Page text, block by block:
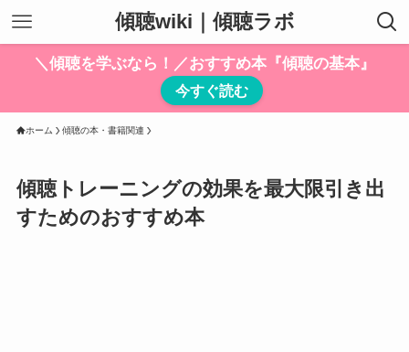
傾聴wiki｜傾聴ラボ
＼傾聴を学ぶなら！／おすすめ本『傾聴の基本』
今すぐ読む
ホーム 傾聴の本・書籍関連
傾聴トレーニングの効果を最大限引き出
すためのおすすめ本